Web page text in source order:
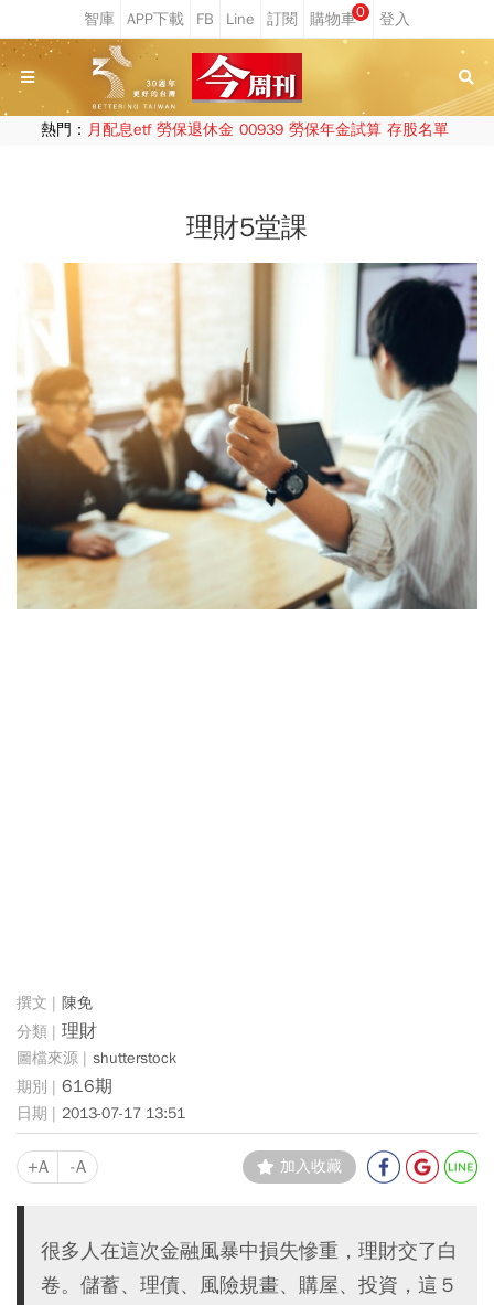
0
熱門： 月配息etf 勞保退休金 00939 勞保年金試算 存股名單
理財5堂課
陳免
理財
shutterstock
616期
2013-07-17 13:51
+A -A 加入收藏
很多人在這次金融風暴中損失慘重，理財交了白
卷。儲蓄、理債、風險規畫、購屋、投資，這５